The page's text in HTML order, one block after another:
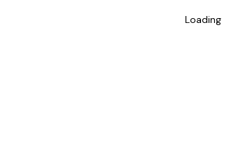
Loading